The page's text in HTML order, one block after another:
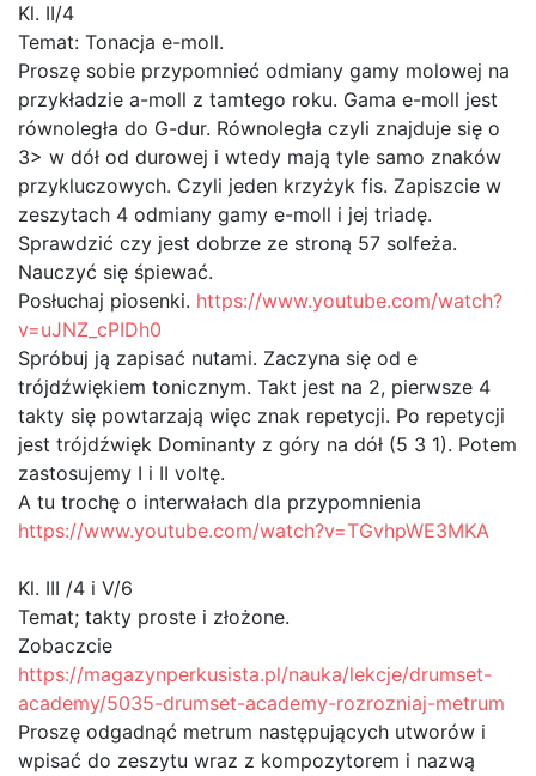
Kl. II/4
Temat: Tonacja e-moll.
Proszę sobie przypomnieć odmiany gamy molowej na
przykładzie a-moll z tamtego roku. Gama e-moll jest
równoległa do G-dur. Równoległa czyli znajduje się o
3> w dół od durowej i wtedy mają tyle samo znaków
przykluczowych. Czyli jeden krzyżyk fis. Zapiszcie w
zeszytach 4 odmiany gamy e-moll i jej triadę.
Sprawdzić czy jest dobrze ze stroną 57 solfeża.
Nauczyć się śpiewać.
Posłuchaj piosenki. https://www.youtube.com/watch?
v=uJNZ_cPIDh0
Spróbuj ją zapisać nutami. Zaczyna się od e
trójdźwiękiem tonicznym. Takt jest na 2, pierwsze 4
takty się powtarzają więc znak repetycji. Po repetycji
jest trójdźwięk Dominanty z góry na dół (5 3 1). Potem
zastosujemy I i II voltę.
A tu trochę o interwałach dla przypomnienia
https://www.youtube.com/watch?v=TGvhpWE3MKA
Kl. III /4 i V/6
Temat; takty proste i złożone.
Zobaczcie
https://magazynperkusista.pl/nauka/lekcje/drumset-
academy/5035-drumset-academy-rozrozniaj-metrum
Proszę odgadnąć metrum następujących utworów i
wpisać do zeszytu wraz z kompozytorem i nazwą